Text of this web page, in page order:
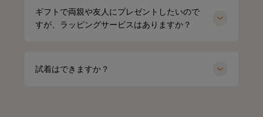
ギフトで両親や友人にプレゼントしたいので
すが、ラッピングサービスはありますか？
試着はできますか？